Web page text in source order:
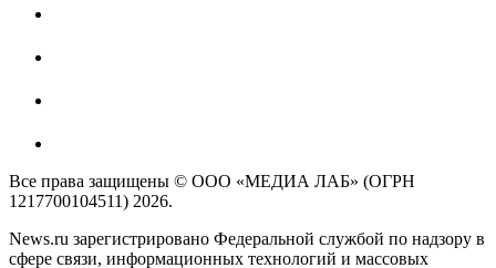
Все права защищены © ООО «МЕДИА ЛАБ» (ОГРН
1217700104511) 2026.
News.ru зарегистрировано Федеральной службой по надзору в
сфере связи, информационных технологий и массовых